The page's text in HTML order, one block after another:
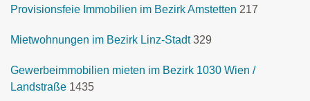
Provisionsfeie Immobilien im Bezirk Amstetten 217
Mietwohnungen im Bezirk Linz-Stadt 329
Gewerbeimmobilien mieten im Bezirk 1030 Wien /
Landstraße 1435